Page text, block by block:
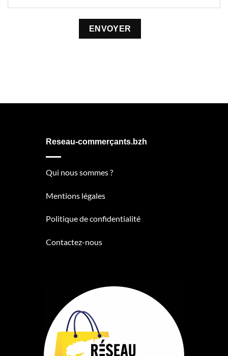
Reseau-commerçants.bzh
Qui nous sommes ?
Mentions légales
Politique de confidentialité
Contactez-nous